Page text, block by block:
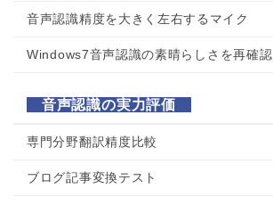
音声認識精度を大きく左右するマイク
Windows7音声認識の素晴らしさを再確認
音声認識の実力評価
専門分野翻訳精度比較
ブログ記事変換テスト